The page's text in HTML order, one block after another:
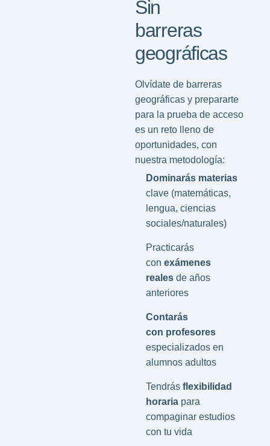
Sin
barreras
geográficas
Olvídate de barreras
geográficas y prepararte
para la prueba de acceso
es un reto lleno de
oportunidades, con
nuestra metodología:
Dominarás materias
clave (matemáticas,
lengua, ciencias
sociales/naturales)
Practicarás
con exámenes
realesde años
anteriores
Contarás
con profesores
especializados en
alumnos adultos
Tendrás flexibilidad
horariapara
compaginar estudios
con tu vida